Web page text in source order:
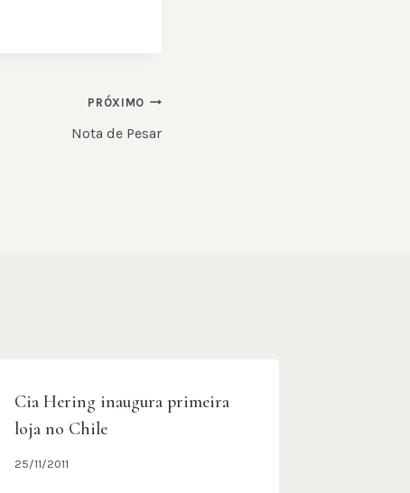
PRÓXIMO
Nota de Pesar
Cia Hering inaugura primeira
loja no Chile
25/11/2011